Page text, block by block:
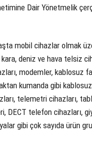
Dair Yönetmelik
mobil cihazlar olmak
deniz ve hava telsiz
modemler, kablosuz
kumanda gibi
telemetri cihazları,
DECT telefon cihazları,
gibi çok sayıda ürün